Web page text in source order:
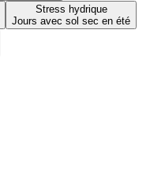
Stress hydrique
Jours avec sol sec en été